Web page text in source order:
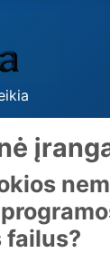
failus?